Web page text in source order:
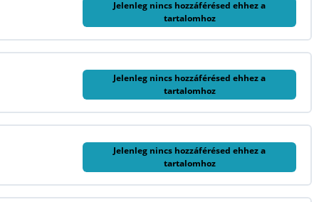
Jelenleg nincs hozzáférésed ehhez a
tartalomhoz
Jelenleg nincs hozzáférésed ehhez a
tartalomhoz
Jelenleg nincs hozzáférésed ehhez a
tartalomhoz